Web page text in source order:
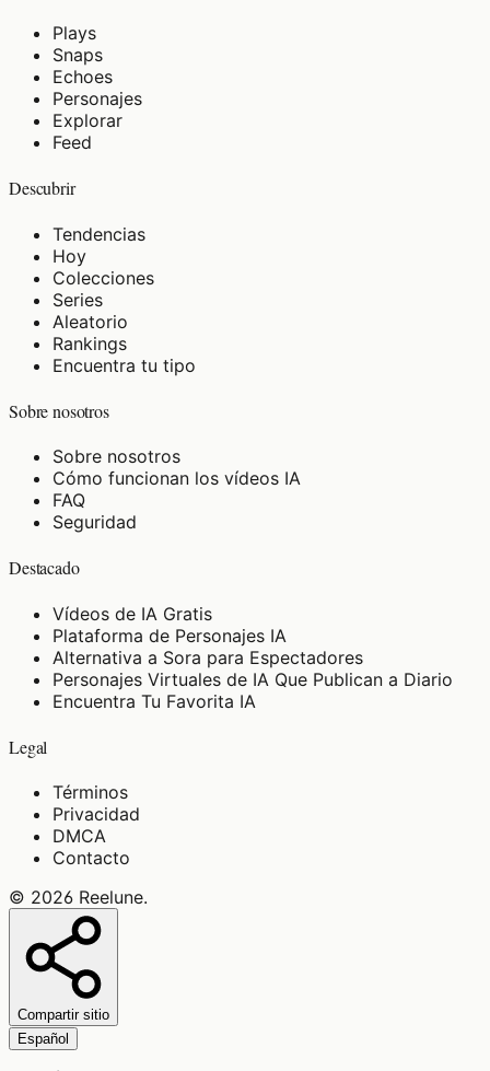
Plays
Snaps
Echoes
Personajes
Explorar
Feed
Descubrir
Tendencias
Hoy
Colecciones
Series
Aleatorio
Rankings
Encuentra tu tipo
Sobre nosotros
Sobre nosotros
Cómo funcionan los vídeos IA
FAQ
Seguridad
Destacado
Vídeos de IA Gratis
Plataforma de Personajes IA
Alternativa a Sora para Espectadores
Personajes Virtuales de IA Que Publican a Diario
Encuentra Tu Favorita IA
Legal
Términos
Privacidad
DMCA
Contacto
© 2026 Reelune.
Compartir sitio
Español